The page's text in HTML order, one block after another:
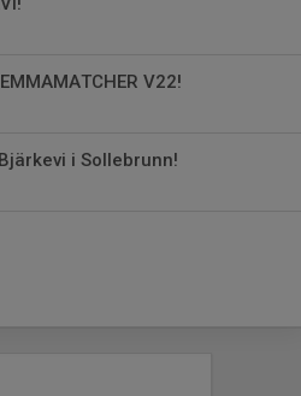
V22!
i Sollebrunn!